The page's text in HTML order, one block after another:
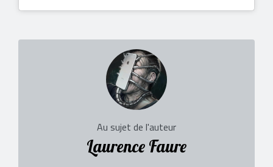
Au sujet de l'auteur
Laurence Faure